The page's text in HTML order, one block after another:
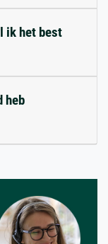
ik het best
heb